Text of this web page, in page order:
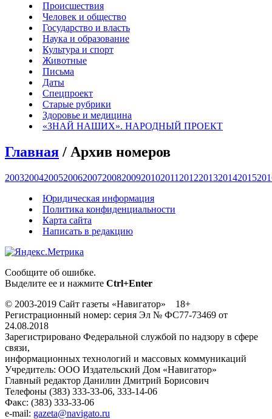
Происшествия
Человек и общество
Государство и власть
Наука и образование
Культура и спорт
Животные
Письма
Даты
Спецпроект
Старые рубрики
Здоровье и медицина
«ЗНАЙ НАШИХ». НАРОДНЫЙ ПРОЕКТ
Главная / Архив номеров
200320042005200620072008200920102011 2012201320142015
Юридическая информация
Политика конфиденциальности
Карта сайта
Написать в редакцию
Сообщите об ошибке.
Выделите ее и нажмите Ctrl+Enter
© 2003-2019 Сайт газеты «Навигатор» 18+
Регистрационный номер: серия Эл № ФС77-73469 от
24.08.2018
Зарегистрировано Федеральной службой по надзору в сфере
связи,
информационных технологий и массовых коммуникаций
Учредитель: ООО Издательский Дом «Навигатор»
Главный редактор Данилин Дмитрий Борисович
Телефоны (383) 333-33-06, 333-14-06
Факс: (383) 333-33-06
e-mail: gazeta@navigato.ru